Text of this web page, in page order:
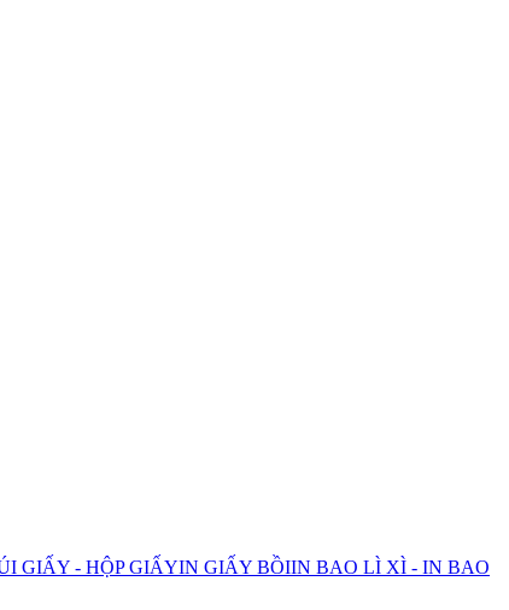
GIẤY - HỘP GIẤYIN GIẤY BỒIIN BAO LÌ XÌ - IN BAO